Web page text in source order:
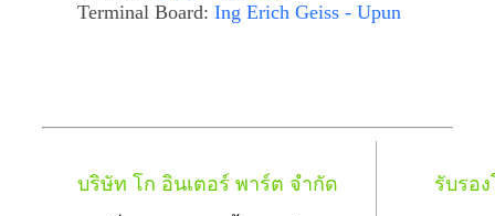
Terminal Board: Ing Erich Geiss - Upun
บริษัท โก อินเตอร์ พาร์ต จำกัด
รับรอ